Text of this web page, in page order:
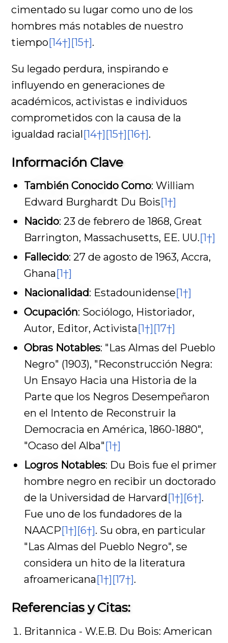
cimentado su lugar como uno de los
hombres más notables de nuestro
tiempo[14†][15†].
Su legado perdura, inspirando e
influyendo en generaciones de
académicos, activistas e individuos
comprometidos con la causa de la
igualdad racial[14†][15†][16†].
Información Clave
También Conocido Como: William
Edward Burghardt Du Bois[1†]
Nacido: 23 de febrero de 1868, Great
Barrington, Massachusetts, EE. UU.[1†]
Fallecido: 27 de agosto de 1963, Accra,
Ghana[1†]
Nacionalidad: Estadounidense[1†]
Ocupación: Sociólogo, Historiador,
Autor, Editor, Activista[1†][17†]
Obras Notables: "Las Almas del Pueblo
Negro" (1903), "Reconstrucción Negra:
Un Ensayo Hacia una Historia de la
Parte que los Negros Desempeñaron
en el Intento de Reconstruir la
Democracia en América, 1860-1880",
"Ocaso del Alba"[1†]
Logros Notables: Du Bois fue el primer
hombre negro en recibir un doctorado
de la Universidad de Harvard[1†][6†].
Fue uno de los fundadores de la
NAACP[1†][6†]. Su obra, en particular
"Las Almas del Pueblo Negro", se
considera un hito de la literatura
afroamericana[1†][17†].
Referencias y Citas:
Britannica - W.E.B. Du Bois: American